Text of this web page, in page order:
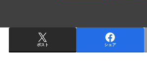
ポスト シェア